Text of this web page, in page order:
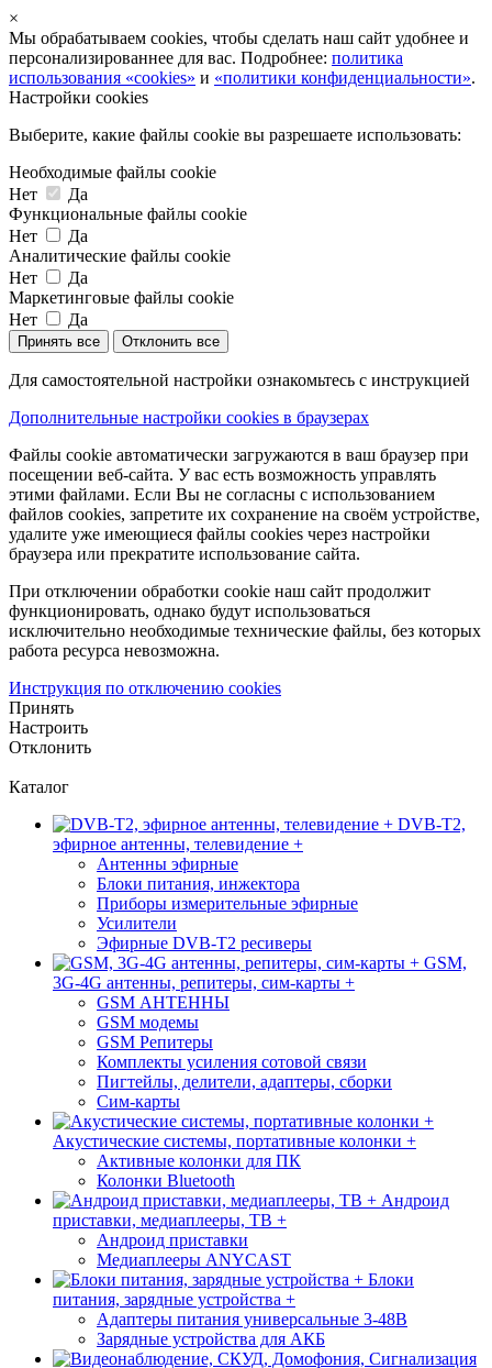
×
Мы обрабатываем cookies, чтобы сделать наш сайт удобнее и
персонализированнее для вас. Подробнее: политика
использования «cookies» и «политики конфиденциальности».
Настройки cookies
Выберите, какие файлы cookie вы разрешаете использовать:
Необходимые файлы cookie
Нет
Да
Функциональные файлы cookie
Нет
Да
Аналитические файлы cookie
Нет
Да
Маркетинговые файлы cookie
Нет
Да
Принять все Отклонить все
Для самостоятельной настройки ознакомьтесь с инструкцией
Дополнительные настройки cookies в браузерах
Файлы cookie автоматически загружаются в ваш браузер при
посещении веб-сайта. У вас есть возможность управлять
этими файлами. Если Вы не согласны с использованием
файлов cookies, запретите их сохранение на своём устройстве,
удалите уже имеющиеся файлы cookies через настройки
браузера или прекратите использование сайта.
При отключении обработки cookie наш сайт продолжит
функционировать, однако будут использоваться
исключительно необходимые технические файлы, без которых
работа ресурса невозможна.
Инструкция по отключению cookies
Принять
Настроить
Отклонить
Каталог
DVB-T2,
эфирное антенны, телевидение +
Антенны эфирные
Блоки питания, инжектора
Приборы измерительные эфирные
Усилители
Эфирные DVB-T2 ресиверы
GSM,
3G-4G антенны, репитеры, сим-карты +
GSM АНТЕННЫ
GSM модемы
GSM Репитеры
Комплекты усиления сотовой связи
Пигтейлы, делители, адаптеры, сборки
Сим-карты
Акустические системы, портативные колонки +
Активные колонки для ПК
Колонки Bluetooth
Андроид
приставки, медиаплееры, ТВ +
Андроид приставки
Медиаплееры ANYCAST
Блоки
питания, зарядные устройства +
Адаптеры питания универсальные 3-48В
Зарядные устройства для АКБ